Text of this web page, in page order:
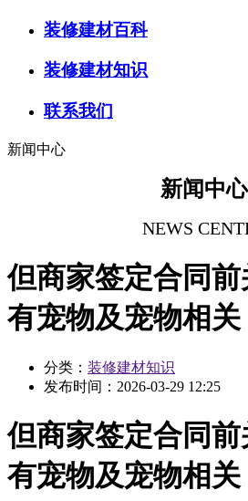
装修建材百科
装修建材知识
联系我们
新闻中心
新闻中心
NEWS
但商家签定合同
有宠物及宠物相关
分类： 装修建材知识
发布时间： 2026-03-29 12:25
但商家签定合同
有宠物及宠物相关